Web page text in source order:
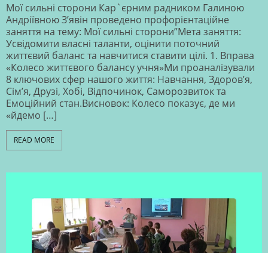
Мої сильні сторони Кар`єрним радником Галиною
Андріївною З’явін проведено профорієнтаційне
заняття на тему: Мої сильні сторони”Мета заняття:
Усвідомити власні таланти, оцінити поточний
життєвий баланс та навчитися ставити цілі. 1. Вправа
«Колесо життєвого балансу учня»Ми проаналізували
8 ключових сфер нашого життя: Навчання, Здоров’я,
Сім’я, Друзі, Хобі, Відпочинок, Саморозвиток та
Емоційний стан.Висновок: Колесо показує, де ми
«йдемо […]
READ MORE